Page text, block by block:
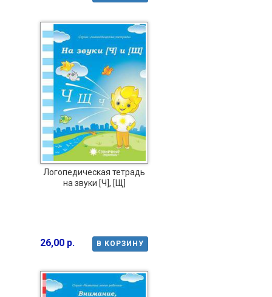
Логопедическая тетрадь
на звуки [Ч], [Щ]
В КОРЗИНУ
26,00 р.